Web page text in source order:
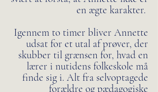
en ægte karakter.
Igennem to timer bliver Annette
udsat for et utal af prøver, der
skubber til grænsen for, hvad en
lærer i nutidens folkeskole må
finde sig i. Alt fra selvoptagede
forældre og pædagogiske